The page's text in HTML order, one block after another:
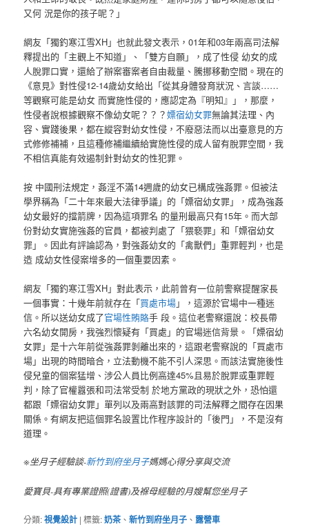
又何 況是你的孩子呢？」
網友「獨釣寒江雪XH」也就此發文表示，01年和03年兩高司法解
釋提出的「主觀上不知道」、「雙方自願」，成了性侵 幼女的成
人脫罪口實，還給了辦案審案者自由裁量、騰挪移動空間。現在的
《意見》對性侵12-14歲幼女給出「從其身體發育狀況、言談……
等觀察可能是幼女 而實施性侵的，應認定為『明知』」，那麼，
性侵者說根據觀察不像幼女呢？？？嫖宿幼女罪無論其法理、內
容、實踐後果，都在縱容對幼女性侵，不廢惡法而以出臺意見的方
式修修補補，且這種修補繼續給實施性侵的成人留有脫罪空間，我
不相信真能有效遏制針對幼女的性犯罪。
按 中國刑法規定，姦淫不滿14週歲的幼女已構成強姦罪。但被法
學界稱為「二十年來最大法律爭議」的「嫖宿幼女罪」，成為強姦
幼女最好的擋箭牌，因為這項罪名 的量刑最高只有15年。而大部
份對幼女實施強姦的官員，都被判處了「猥褻罪」和「嫖宿幼女
罪」。因此有評論認為，對強姦幼女的「禽獸們」重罪輕判，也是
造 成幼女性侵案增多的一個重要因素。
網友「獨釣寒江雪XH」對此表示，此前曾有一位前警察提醒家長
一個事實：十幾年前就存在「買處市場」，這源於官場中一種迷
信。所以送幼女成了官場性賄賂手 段。這位老警察還說：校長帶
六名幼女開房，我強烈懷疑有「買處」的官場迷信背景。「嫖宿幼
女罪」是十六年前從強姦罪剝離出來的，這跟老警察說的「買處市
場」出現的時間暗合，立法動機不能不引人深思。而該法實施後性
侵兒童的個案猛增、涉公人員比例高達45%且易於脫罪或重罪輕
判，除了官權囂張和司法常受制 於地方黨政的現狀之外，恐怕還
都跟「嫖宿幼女罪」單列以及兩高對該罪的司法解釋之間存在因果
關係。有網友把這個罪名設置比作程序設計的「後門」，不是沒有
道理。
※坐月子經驗談-新竹到府坐月子媽媽心得分享與交流
愛寶貝-具有專業證照(證書)及褓母經驗的月嫂幫您坐月子
分類:視覺設計 |標籤:奶茶 、新竹到府坐月子 、 露營車